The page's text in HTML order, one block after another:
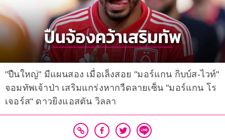
"ปืนใหญ่" มีแผนสอง เมื่อเล็งสอย "มอร์แกน กิบบ์ส-ไวท์"
จอมทัพเจ้าป่า เสริมแกร่งหากวืดลายเซ็น "มอร์แกน โร
เจอร์ส" ดาวยิงแอสตัน วิลลา